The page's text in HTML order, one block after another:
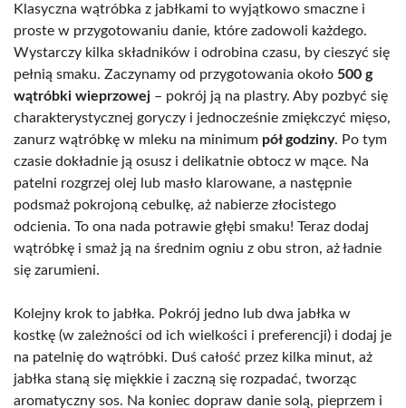
Klasyczna wątróbka z jabłkami to wyjątkowo smaczne i
proste w przygotowaniu danie, które zadowoli każdego.
Wystarczy kilka składników i odrobina czasu, by cieszyć się
pełnią smaku. Zaczynamy od przygotowania około 500 g
wątróbki wieprzowej – pokrój ją na plastry. Aby pozbyć się
charakterystycznej goryczy i jednocześnie zmiękczyć mięso,
zanurz wątróbkę w mleku na minimum pół godziny. Po tym
czasie dokładnie ją osusz i delikatnie obtocz w mące. Na
patelni rozgrzej olej lub masło klarowane, a następnie
podsmaż pokrojoną cebulkę, aż nabierze złocistego
odcienia. To ona nada potrawie głębi smaku! Teraz dodaj
wątróbkę i smaż ją na średnim ogniu z obu stron, aż ładnie
się zarumieni.
Kolejny krok to jabłka. Pokrój jedno lub dwa jabłka w
kostkę (w zależności od ich wielkości i preferencji) i dodaj je
na patelnię do wątróbki. Duś całość przez kilka minut, aż
jabłka staną się miękkie i zaczną się rozpadać, tworząc
aromatyczny sos. Na koniec dopraw danie solą, pieprzem i